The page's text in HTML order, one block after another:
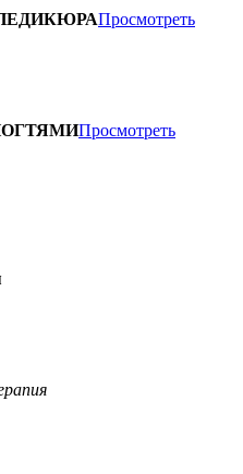
Просмотреть
Просмотреть